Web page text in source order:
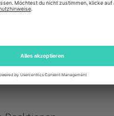
verschiedene
unterschätzt.